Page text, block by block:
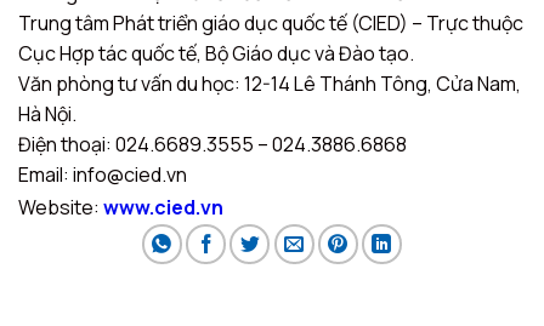
Trung tâm Phát triển giáo dục quốc tế (CIED) – Trực thuộc
Cục Hợp tác quốc tế, Bộ Giáo dục và Đào tạo.
Văn phòng tư vấn du học: 12-14 Lê Thánh Tông, Cửa Nam,
Hà Nội.
Điện thoại: 024.6689.3555 – 024.3886.6868
Email: info@cied.vn
Website: www.cied.vn